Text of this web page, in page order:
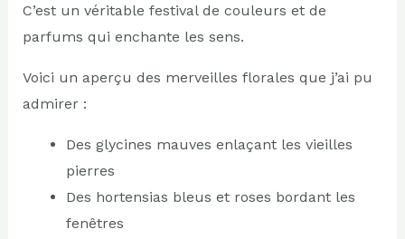
C’est un véritable festival de couleurs et de
parfums qui enchante les sens.
Voici un aperçu des merveilles florales que j’ai pu
admirer :
Des glycines mauves enlaçant les vieilles
pierres
Des hortensias bleus et roses bordant les
fenêtres